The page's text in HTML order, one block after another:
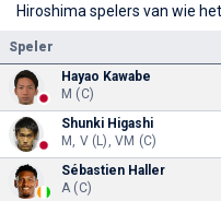
Hiroshima spelers van wie
Speler
Hayao Kawabe
M (C)
Shunki Higashi
M, V (L), VM (C)
Sébastien Haller
A (C)